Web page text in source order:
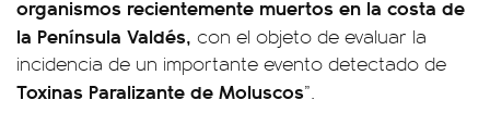
organismos recientemente muertos en la costa de
la Península Valdés, con el objeto de evaluar la
incidencia de un importante evento detectado de
Toxinas Paralizante de Moluscos”.